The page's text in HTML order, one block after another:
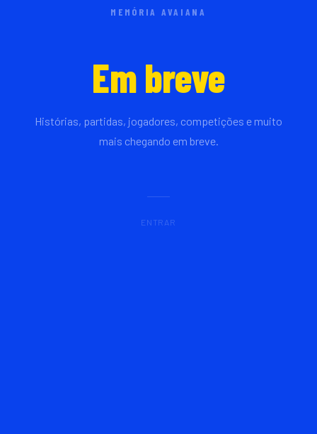
MEMÓRIA AVAIANA
Em breve
Histórias, partidas, jogadores, competições e muito
mais chegando em breve.
ENTRAR